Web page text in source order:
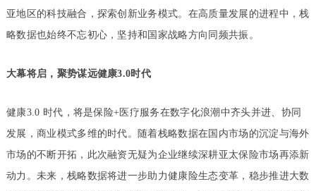
亚地区的科技融合，探索创新业务模式。在高质量发展的进程中，栈
略数据也始终不忘初心，坚持和国家战略方向同频共振。
大幕将启，聚势谋远健康3.0时代
健康3.0 时代，将是保险+医疗服务在数字化浪潮中齐头并进、协同
发展，商业模式多维的时代。随着栈略数据在国内市场的沉淀与海外
市场的不断开拓，此次融资无疑为企业继续深耕亚太保险市场再添新
动力。未来，栈略数据将进一步助力健康险生态变革，稳步推进大数